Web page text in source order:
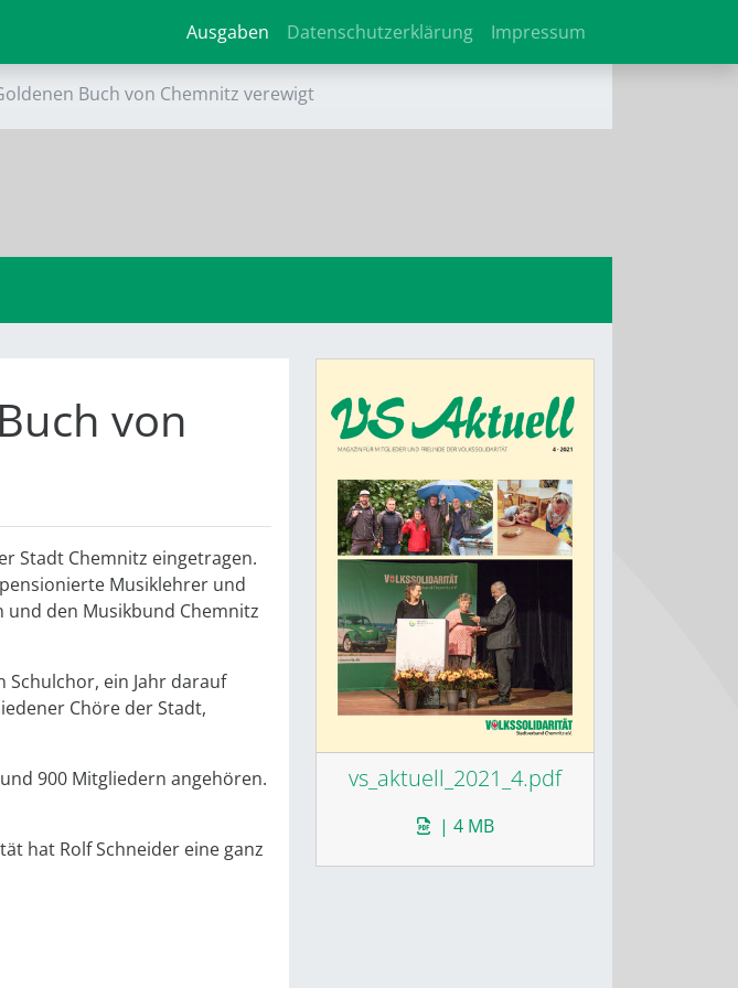
Ausgaben Datenschutzerklärung Impressum
Buch von Chemnitz verewigt
vs_aktuell_2021_4.pdf
| 4 MB
von
Stadt Chemnitz eingetragen.
Musiklehrer und
und den Musikbund Chemnitz
Schulchor, ein Jahr darauf
Chöre der Stadt,
900 Mitgliedern angehören.
hat Rolf Schneider eine ganz